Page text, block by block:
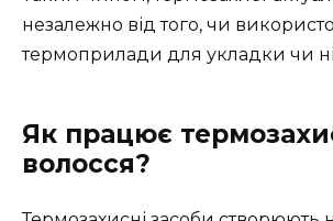
незалежно від того, чи
термоприлади для укладки чи
Як працює
волосся?